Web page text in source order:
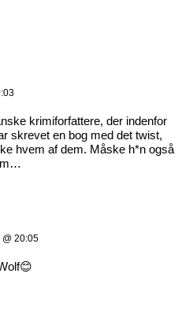
krimiforfattere, der indenfor
skrevet en bog med det twist,
hvem af dem. Måske h*n også
@ 20:05